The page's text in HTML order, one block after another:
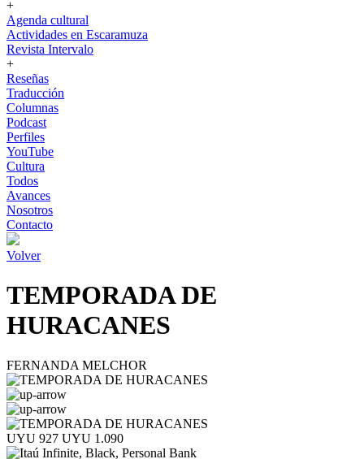
+
Agenda cultural
Actividades en Escaramuza
Revista Intervalo
+
Reseñas
Traducción
Columnas
Podcast
Perfiles
YouTube
Cultura
Todos
Avances
Nosotros
Contacto
Volver
TEMPORADA DE
HURACANES
FERNANDA MELCHOR
UYU 927 UYU 1.090